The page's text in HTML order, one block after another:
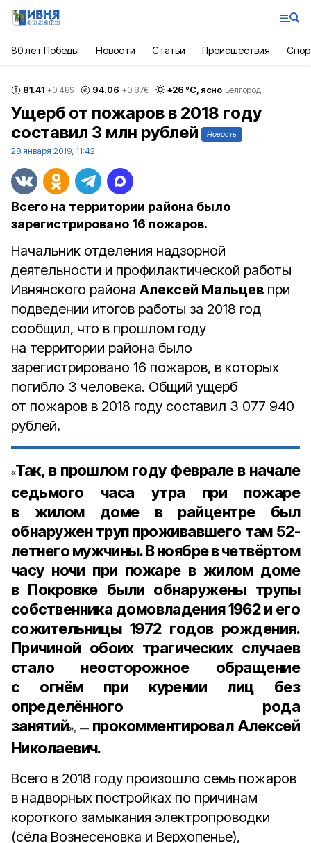
80 лет Победы Новости Статьи Происшествия
81.41 +0.48$ 94.06 +0.87€ +26 °С, ясно Белгород
Ущерб от пожаров в 2018 году
составил 3 млн рублей
Новость
28 января 2019, 11:42
Всего на территории района было
зарегистрировано 16 пожаров.
Начальник отделения надзорной
деятельности и профилактической работы
Ивнянского района Алексей Мальцев при
подведении итогов работы за 2018 год
сообщил, что в прошлом году
на территории района было
зарегистрировано 16 пожаров, в которых
погибло 3 человека. Общий ущерб
от пожаров в 2018 году составил 3 077 940
рублей.
«Так, в прошлом году феврале в начале
седьмого часа утра при пожаре
в жилом доме в райцентре был
обнаружен труп проживавшего там 52-
летнего мужчины. В ноябре в четвёртом
часу ночи при пожаре в жилом доме
в Покровке были обнаружены трупы
собственника домовладения 1962 и его
сожительницы 1972 годов рождения.
Причиной обоих трагических случаев
стало неосторожное обращение
с огнём при курении лиц без
определённого рода
занятий», — прокомментировал Алексей
Николаевич.
Всего в 2018 году произошло семь пожаров
в надворных постройках по причинам
короткого замыкания электропроводки
(сёла Вознесеновка и Верхопенье),